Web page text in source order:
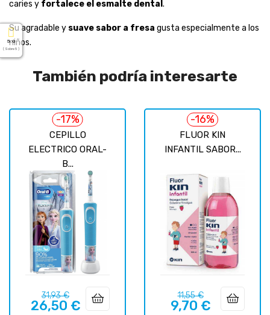
caries y fortalece el esmalte dental .
Su agradable y suave sabor a fresa gusta especialmente a los
niños.
También podría interesarte
CEPILLO
ELECTRICO ORAL-
B...
-17%
Precio
regular
31,93 €Precio
26,50 €
FLUOR KIN
INFANTIL SABOR...
-16%
Precio
regular
11,55 €Precio
9,70 €
5.0
( Sobre 5 )